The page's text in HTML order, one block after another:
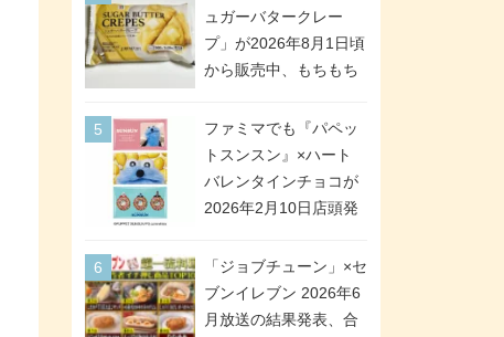
日スタート。浴衣＆た
ぬき・キツネ姿のスレ
ッタ / ミオリネ / グエ
号・5号) / シャディク
ドになって登場!
ュガーバタークレー
プ」が2026年8月1日頃
から販売中、もちもち
シュガー＆バターをレ
ンジアップで手軽に楽
しめる冷凍食品。2個入
り
ファミマでも『パペッ
トスンスン』×ハート
バレンタインチョコが
2026年2月10日店頭発
チョコ」「チョコ缶」
「ツインギフト」が登
場
「ジョブチューン」×セ
ブンイレブン 2026年6
月放送の結果発表、合